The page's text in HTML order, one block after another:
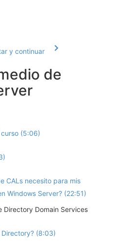
y continuar
de
(5:06)
CALs necesito para mis
Windows Server? (22:51)
Directory Domain Services
Directory? (8:03)